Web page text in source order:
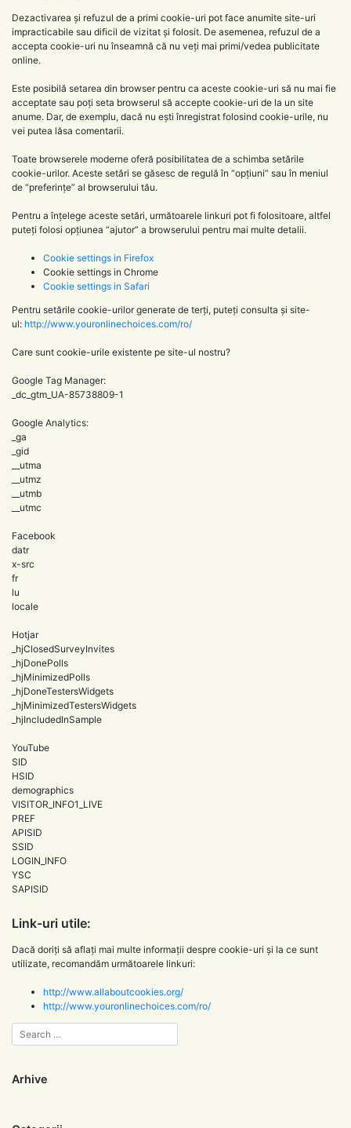
Dezactivarea și refuzul de a primi cookie-uri pot face anumite site-uri
impracticabile sau dificil de vizitat și folosit. De asemenea, refuzul de a
accepta cookie-uri nu înseamnă că nu veți mai primi/vedea publicitate
online.
Este posibilă setarea din browser pentru ca aceste cookie-uri să nu mai fie
acceptate sau poți seta browserul să accepte cookie-uri de la un site
anume. Dar, de exemplu, dacă nu ești înregistrat folosind cookie-urile, nu
vei putea lăsa comentarii.
Toate browserele moderne oferă posibilitatea de a schimba setările
cookie-urilor. Aceste setări se găsesc de regulă în “opțiuni” sau în meniul
de “preferințe” al browserului tău.
Pentru a înțelege aceste setări, următoarele linkuri pot fi folositoare, altfel
puteți folosi opțiunea “ajutor” a browserului pentru mai multe detalii.
Cookie settings in Firefox
Cookie settings in Chrome
Cookie settings in Safari
Pentru setările cookie-urilor generate de terți, puteți consulta și site-
ul: http://www.youronlinechoices.com/ro/
Care sunt cookie-urile existente pe site-ul nostru?
Google Tag Manager:
_dc_gtm_UA-85738809-1
Google Analytics:
_ga
_gid
__utma
__utmz
__utmb
__utmc
Facebook
datr
x-src
fr
lu
locale
Hotjar
_hjClosedSurveyInvites
_hjDonePolls
_hjMinimizedPolls
_hjDoneTestersWidgets
_hjMinimizedTestersWidgets
_hjIncludedInSample
YouTube
SID
HSID
demographics
VISITOR_INFO1_LIVE
PREF
APISID
SSID
LOGIN_INFO
YSC
SAPISID
Link-uri utile:
Dacă doriți să aflați mai multe informații despre cookie-uri și la ce sunt
utilizate, recomandăm următoarele linkuri:
http://www.allaboutcookies.org/
http://www.youronlinechoices.com/ro/
Arhive